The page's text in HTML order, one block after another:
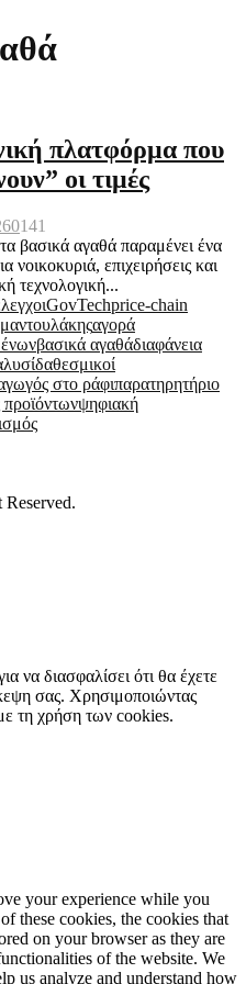
πλατφόρμα που
οι τιμές
0141
βασικά αγαθά παραμένει ένα
νοικοκυριά, επιχειρήσεις και
τεχνολογική...
GovTechprice-chain
αγορά
βασικά αγαθάδιαφάνεια
θεσμικοί
στο ράφιπαρατηρητήριο
προϊόντωνψηφιακή
να διασφαλίσει ότι θα έχετε
σας. Χρησιμοποιώντας
τη χρήση των cookies.
your experience while you
these cookies, the cookies that
on your browser as they are
of the website. We
us analyze and understand how